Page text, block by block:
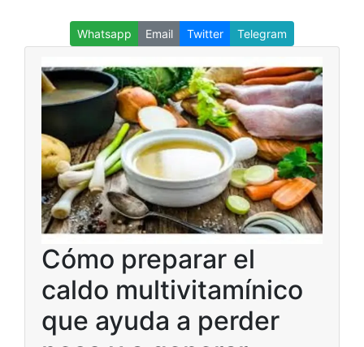
Whatsapp Email Twitter Telegram
Cómo preparar el
caldo multivitamínico
que ayuda a perder